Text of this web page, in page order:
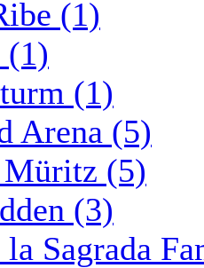
(1)
(1)
(1)
Arena (5)
(5)
(3)
Sagrada